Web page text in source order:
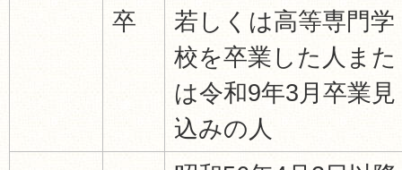
卒
若しくは高等専門学
校を卒業した人また
は令和9年3月卒業見
込みの人